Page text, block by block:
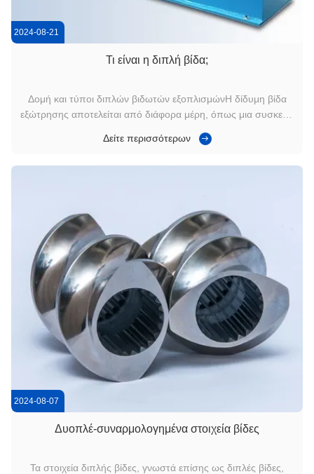
2024-08-21
Τι είναι η διπλή βίδα;
Δομή και τύποι διπλών βιδωτών εξοπλισμώνΗ δίδυμη βίδα
εξώτρησης αποτελείται από διάφορα μέρη, όπως μια συσκευή
λειτουργίες κάθε εξαρτήματος είναι παρόμοιες με εκείνες μιας
Δείτε περισσότερων
2024-08-07
Δυοπλέ-συναρμολογημένα στοιχεία βίδες
Τα στοιχεία διπλής βίδες, γνωστά επίσης ως διπλές βίδες,